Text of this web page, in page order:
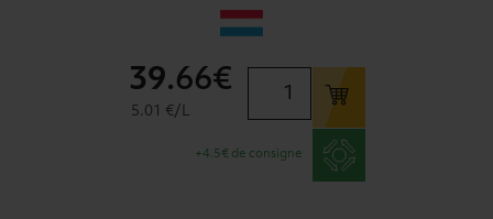
BATTIN
TRIPLE
39.66€
5.01 €/L
+4.5€ de consigne